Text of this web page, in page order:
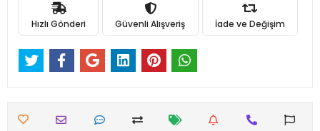
Hızlı Gönderi Güvenli Alışveriş İade ve Değişim